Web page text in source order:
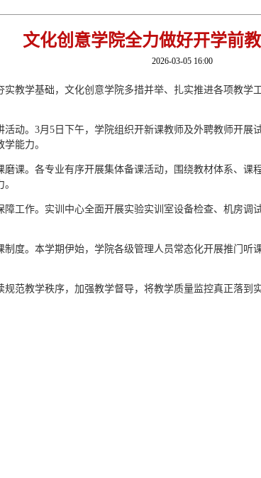
文化创意学院全力做好开学前
2026-03-05 16:00
实教学基础，文化创意学院多措并举、扎实推进各项教
活动。3月5日下午，学院组织开新课教师及外聘教师开
能力。
磨课。各专业有序开展集体备课活动，围绕教材体系、
障工作。实训中心全面开展实验实训室设备检查、机房
制度。本学期伊始，学院各级管理人员常态化开展推门
规范教学秩序，加强教学督导，将教学质量监控真正落